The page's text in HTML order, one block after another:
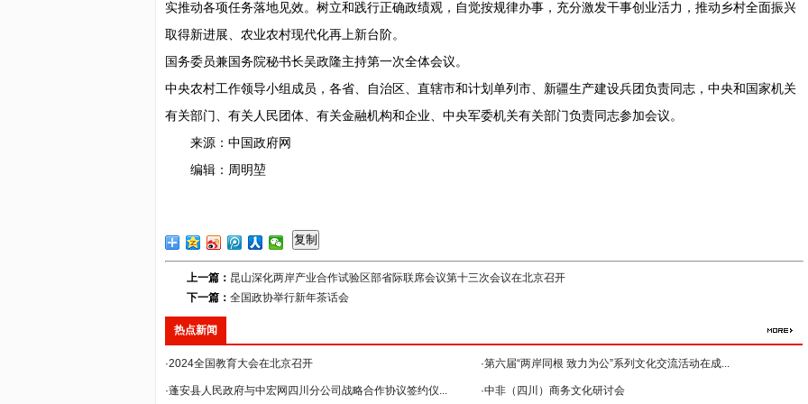
实推动各项任务落地见效。树立和践行正确政绩观，自觉按规律办事，充分激发干事创业活力，推动乡村全面振兴
取得新进展、农业农村现代化再上新台阶。
国务委员兼国务院秘书长吴政隆主持第一次全体会议。
中央农村工作领导小组成员，各省、自治区、直辖市和计划单列市、新疆生产建设兵团负责同志，中央和国家机关
有关部门、有关人民团体、有关金融机构和企业、中央军委机关有关部门负责同志参加会议。
来源：中国政府网
编辑：周明堃
复制
上一篇： 昆山深化两岸产业合作试验区部省际联席会议第十三次会议在北京召开
下一篇： 全国政协举行新年茶话会
热点新闻
·2024全国教育大会在北京召开 ·第六届“两岸同根 致力为公”系列文化交流活动在成...
·蓬安县人民政府与中宏网四川分公司战略合作协议签约仪... ·中非（四川）商务文化研讨会